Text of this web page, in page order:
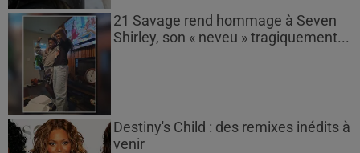
21 Savage rend hommage à Seven
Shirley, son « neveu » tragiquement...
Destiny's Child : des remixes inédits à
venir